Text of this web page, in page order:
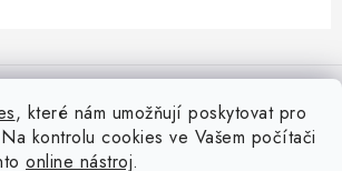
, které nám umožňují poskytovat pro
kontrolu cookies ve Vašem počítači
online nástroj.